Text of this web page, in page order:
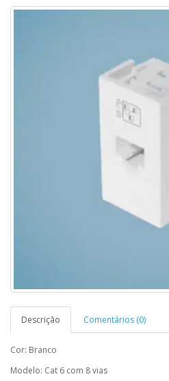
Descrição Comentários (0)
Cor: Branco
Modelo: Cat 6 com 8 vias